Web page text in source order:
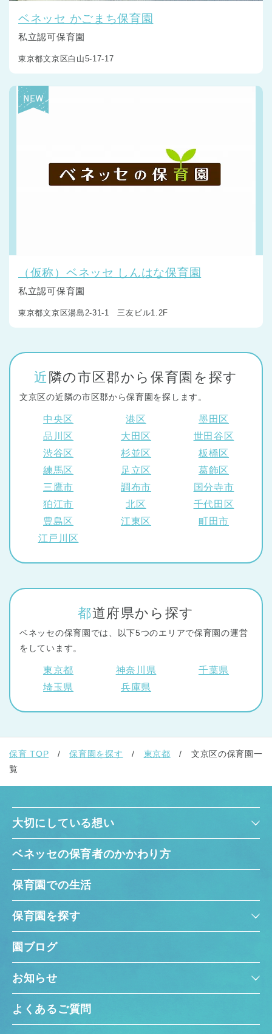
千葉県 全域
埼玉県 全域
兵庫県
ベネッセ かごまち保育園
私立認可保育園
東京都文京区白山5-17-17
（仮称）ベネッセ しんはな保育園
私立認可保育園
東京都文京区湯島2-31-1 三友ビル1.2F
近隣の市区郡から保育園を探す
文京区の近隣の市区郡から保育園を探します。
中央区 港区
墨田区
品川区
大田区
世田谷区
渋谷区
杉並区
板橋区
練馬区
足立区
葛飾区
三鷹市
調布市
国分寺市
狛江市
北区
千代田区
豊島区
江東区
町田市
江戸川区
都道府県から探す
ベネッセの保育園では、以下5つのエリアで保育園の運営
をしています。
東京都 神奈川県
千葉県
埼玉県
兵庫県
保育 TOP 保育園を探す 東京都
文京区の保育園一
覧
大切にしている想い
ベネッセの保育者のかかわり方
保育園での生活
保育園を探す
園ブログ
お知らせ
よくあるご質問